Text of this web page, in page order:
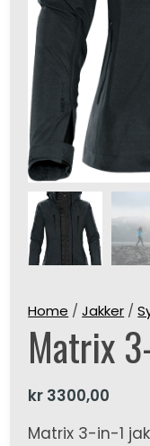
Home /Jakker /
Matrix
kr 3300,00
Matrix 3-in-1